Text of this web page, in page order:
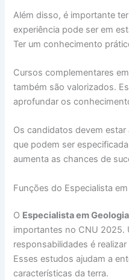
Além disso, é importante
experiência pode ser em
Ter um conhecimento
Cursos complementares
também são valorizados.
aprofundar os
Os candidatos devem
que podem ser
aumenta as chances de
Funções do Especialista
O Especialista em Geologia
importantes no CNU 2025.
responsabilidades é
Esses estudos ajudam a
características da terra.